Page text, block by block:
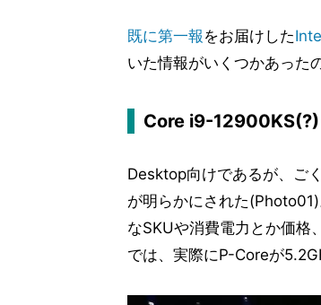
既に第一報 をお届けした
いた情報がいくつかあった
Core i9-12900KS(?)
Desktop向けであるが、ご
が明らかにされた
なSKUや消費電力とか価格
では、実際にP-Coreが